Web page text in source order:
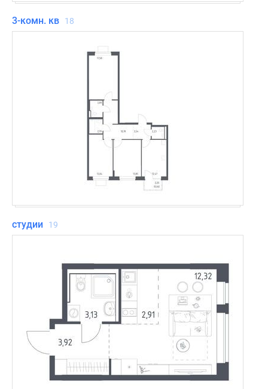
3-комн. кв 18
студии 19